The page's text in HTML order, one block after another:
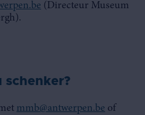
(Directeur Museum
schenker?
mmb@antwerpen.be of